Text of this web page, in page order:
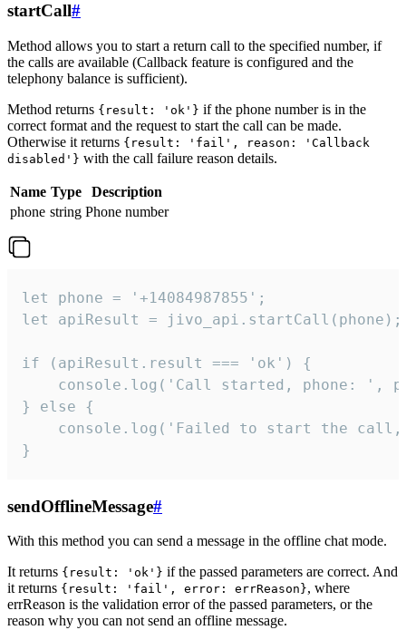
startCall#
Method allows you to start a return call to the specified number, if
the calls are available (Callback feature is configured and the
telephony balance is sufficient).
Method returns {result: 'ok'} if the phone number is in the
correct format and the request to start the call can be made.
Otherwise it returns {result: 'fail', reason: 'Callback
disabled'} with the call failure reason details.
Name Type
Description
phone string Phone number
let phone = '+14084987855';
let apiResult = jivo_api.startCall(phone);
if (apiResult.result === 'ok') {
console.log('Call started, phone: ',
} else {
console.log('Failed to start the
}
sendOfflineMessage#
With this method you can send a message in the offline chat mode.
It returns {result: 'ok'} if the passed parameters are correct. And
it returns {result: 'fail', error: errReason}, where
errReason is the validation error of the passed parameters, or the
reason why you can not send an offline message.